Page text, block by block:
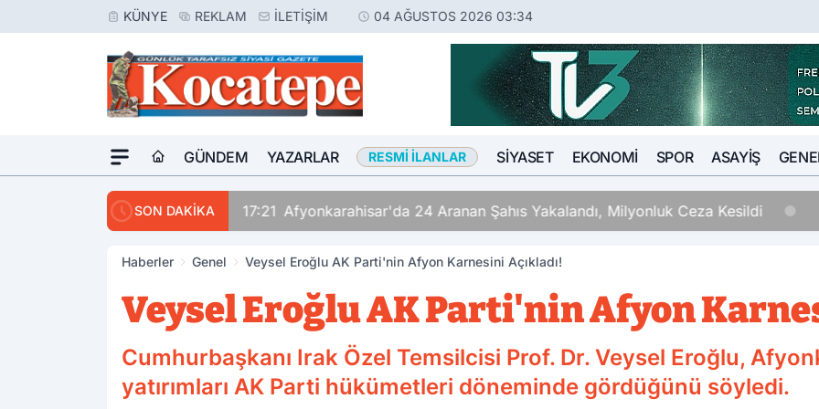
KÜNYE REKLAM İLETIŞIM 04 AĞUSTOS 2026 03:34
GÜNDEM YAZARLAR RESMI İLANLAR SIYASET EKONOMI SPOR ASAYIŞ
SON DAKİKA 17:21 Afyonkarahisar'da 24 Aranan Şahıs Yakalandı, Milyonluk Ceza Kesildi
Haberler Genel Veysel Eroğlu AK Parti'nin Afyon Karnesini Açıkladı!
Veysel Eroğlu AK Parti'nin Afyon
Cumhurbaşkanı Irak Özel Temsilcisi Prof. Dr. Veysel Eroğlu,
yatırımları AK Parti hükümetleri döneminde gördüğünü söyledi.